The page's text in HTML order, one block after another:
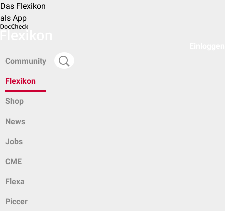
Das Flexikon
als App
Community
Flexikon
Shop
News
Jobs
CME
Flexa
Piccer